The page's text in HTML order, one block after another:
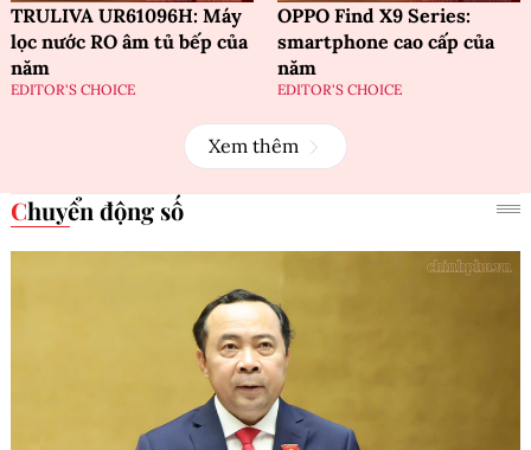
TRULIVA UR61096H: Máy
lọc nước RO âm tủ bếp của
năm
EDITOR'S CHOICE
OPPO Find X9 Series:
smartphone cao cấp của
năm
EDITOR'S CHOICE
Xem thêm
Chuyển động số